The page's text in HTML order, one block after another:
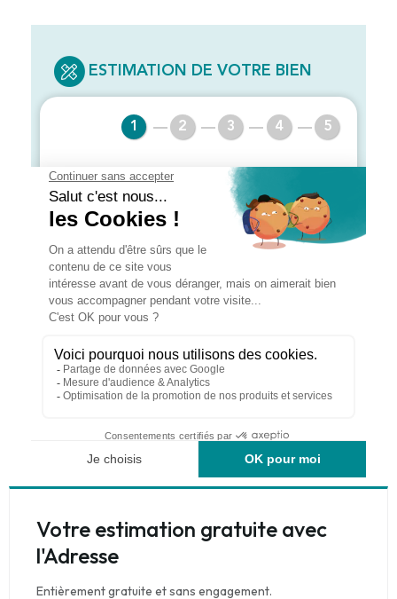
Votre estimation gratuite avec
l'Adresse
Entièrement gratuite et sans engagement.